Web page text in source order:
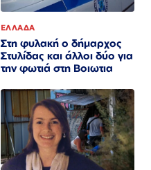
ΕΛΛΑΔΑ
Στη φυλακή ο δήμαρχος
Στυλίδας και άλλοι δύο για
την φωτιά στη Βοιωτια